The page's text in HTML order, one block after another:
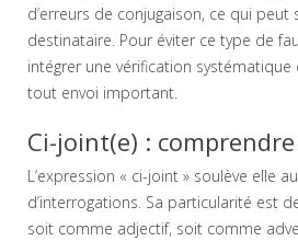
d’erreurs de conjugaison, ce qui
destinataire. Pour éviter ce type de
intégrer une vérification
tout envoi important.
Ci-joint(e) :
L’expression « ci-joint » soulève elle
d’interrogations. Sa particularité est
soit comme adjectif, soit comme